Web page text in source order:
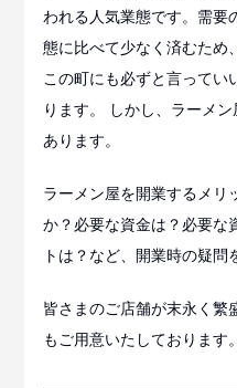
われる人気業態です。需要
態に比べて少なく済むため
この町にも必ずと言ってい
ります。 しかし、ラーメ
あります。
ラーメン屋を開業するメリ
か？必要な資金は？必要な
トは？など、開業時の疑問
皆さまのご店舗が末永く繁
もご用意いたしております。